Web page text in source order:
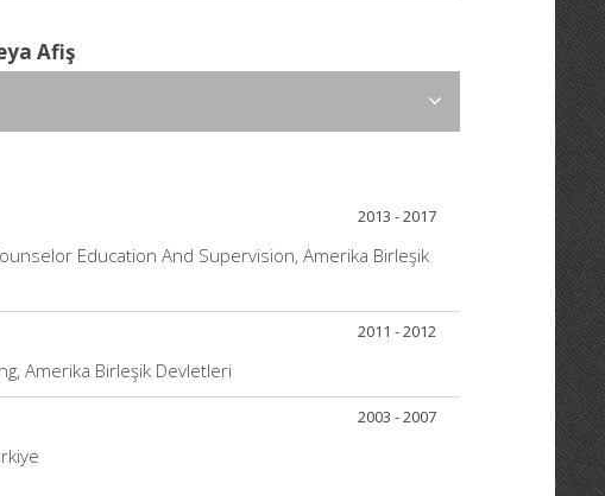
Afiş
2013 - 2017
Education And Supervision, Amerika Birleşik
2011 - 2012
Amerika Birleşik Devletleri
2003 - 2007